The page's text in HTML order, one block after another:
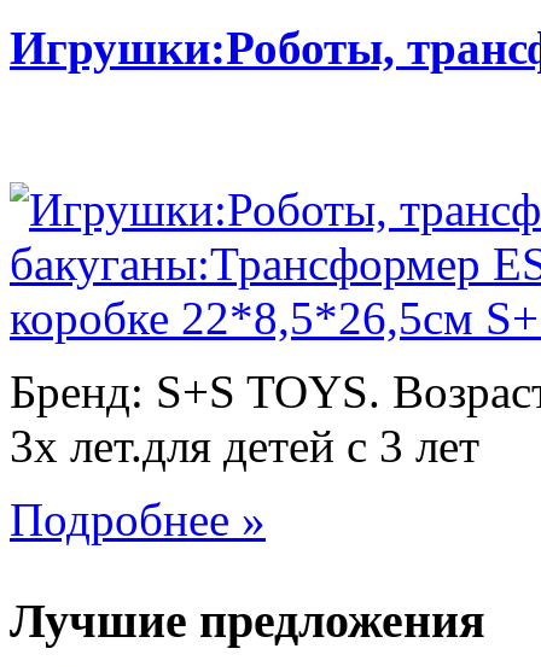
Игрушки:Роботы,
Бренд: S+S TOYS.
3х лет.для детей с 3 лет
Подробнее »
Лучшие предложения